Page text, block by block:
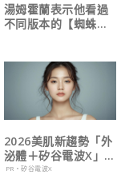
湯姆霍蘭表示他看過
不同版本的【蜘蛛
2026美肌新趨勢「外
泌體＋矽谷電波X」聯
手，開啟高階養膚新
PR・矽谷電波X